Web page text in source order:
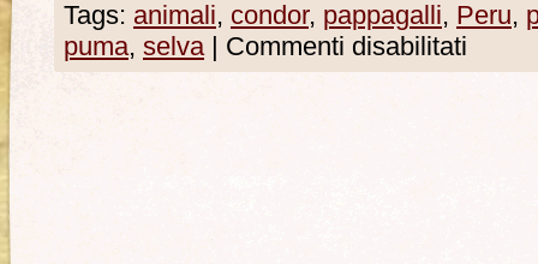
Tags: animali, condor, pappagalli, Peru,
puma, selva Commenti disabilitati